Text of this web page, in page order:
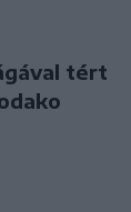
tért